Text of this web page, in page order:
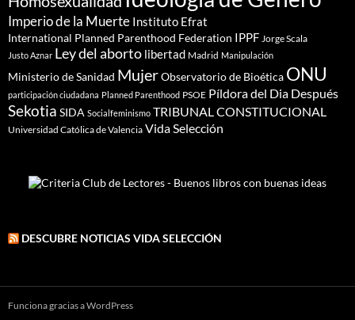
Imperio de la Muerte Instituto Efrat
International Planned Parenthood Federation IPPF Jorge Scala
Justo Aznar Ley del aborto libertad Madrid Manipulación
Ministerio de Sanidad MujerObservatorio de Bioética ONU
participación ciudadana Planned Parenthood PSOE Píldora del Dia Después
Sekotia SIDA Socialfeminismo TRIBUNAL CONSTITUCIONAL
Universidad Católica de Valencia Vida Selección
DESCUBRE NOTICIAS VIDA SELECCIÓN
Funciona gracias a WordPress